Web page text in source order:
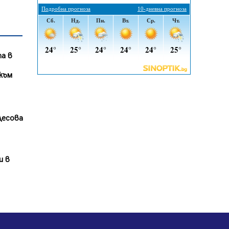
в
в
въглищните райони
05.08.2026, 14:57
Звезди от световна сцена в
Перник ще пеят на Пернишката